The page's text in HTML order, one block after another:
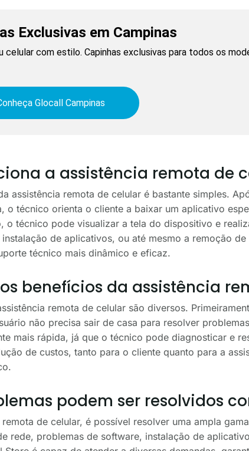
Exclusivas em Campinas
celular com estilo. Capinhas exclusivas para todos os
Glocall Campinas
a assistência remota de
assistência remota de celular é bastante simples.
o técnico orienta o cliente a baixar um aplicativo
o técnico pode visualizar a tela do dispositivo e
de aplicativos, ou até mesmo a remoção
técnico mais dinâmico e eficaz.
benefícios da assistência
remota de celular são diversos.
não precisa sair de casa para resolver
mais rápida, já que o técnico pode diagnosticar e
de custos, tanto para o cliente quanto para a
podem ser resolvidos
de celular, é possível resolver uma ampla
rede, problemas de software, instalação de